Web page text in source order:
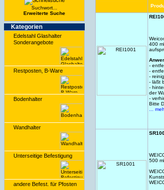
Suchwort...
Erwei­terte Suche
Kate­gorien
Edelstahl Glashalter
Sonderangebote
Restposten, B-Ware
Bodenhalter
Wandhalter
Unterseitige Befestigung
andere Befest. für Pfosten
400
-
-
-
- läßt
-
der
-
Bitte
...
500